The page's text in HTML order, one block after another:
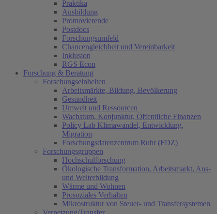
Praktika
Ausbildung
Promovierende
Postdocs
Forschungsumfeld
Chancengleichheit und Vereinbarkeit
Inklusion
RGS Econ
Forschung & Beratung
Forschungseinheiten
Arbeitsmärkte, Bildung, Bevölkerung
Gesundheit
Umwelt und Ressourcen
Wachstum, Konjunktur, Öffentliche Finanzen
Policy Lab Klimawandel, Entwicklung,
Migration
Forschungsdatenzentrum Ruhr (FDZ)
Forschungsgruppen
Hochschulforschung
Ökologische Transformation, Arbeitsmarkt, Aus-
und Weiterbildung
Wärme und Wohnen
Prosoziales Verhalten
Mikrostruktur von Steuer- und Transfersystemen
Vernetzung/Transfer